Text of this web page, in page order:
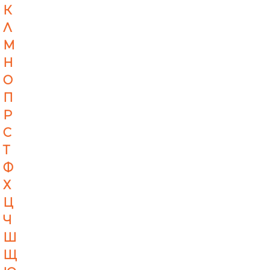
К
Л
М
Н
О
П
Р
С
Т
Ф
Х
Ц
Ч
Ш
Щ